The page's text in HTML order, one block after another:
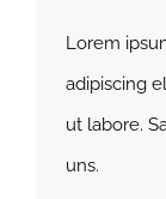
Lorem
adipiscing
ut labore.
uns.